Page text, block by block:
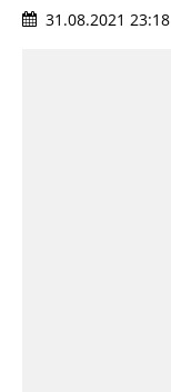
31.08.2021 23:18